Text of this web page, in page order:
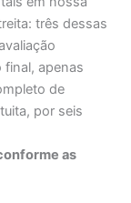
três dessas
final, apenas
de
por seis
as